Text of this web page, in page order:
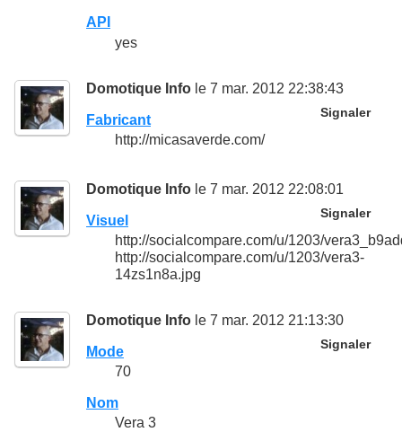
API
yes
Domotique Info le 7 mar. 2012 22:38:43
Signaler
Fabricant
http://micasaverde.com/
Domotique Info le 7 mar. 2012 22:08:01
Signaler
Visuel
http://socialcompare.com/u/1203/
http://socialcompare.com/u/1203/vera3-
14zs1n8a.jpg
Domotique Info le 7 mar. 2012 21:13:30
Signaler
Mode
70
Nom
Vera 3